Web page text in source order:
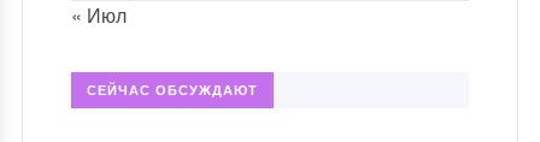
« Июл
СЕЙЧАС ОБСУЖДАЮТ